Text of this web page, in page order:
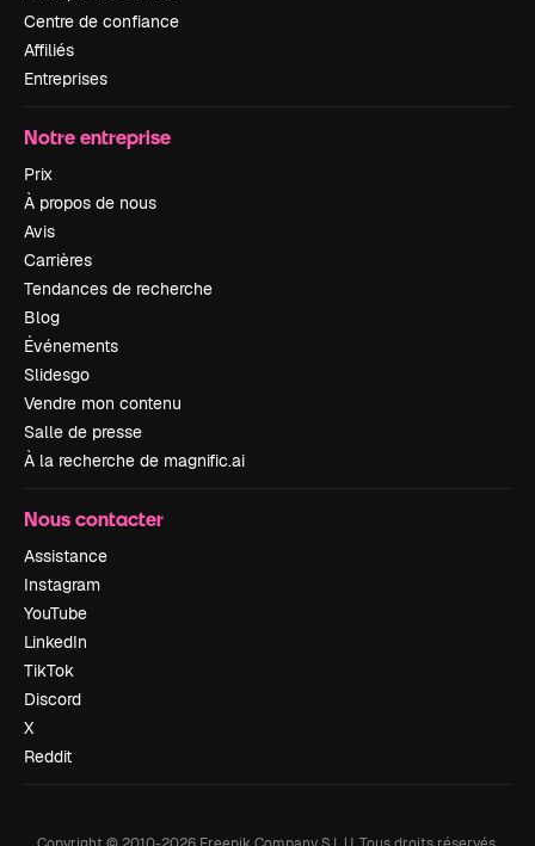
Centre de confiance
Affiliés
Entreprises
Notre entreprise
Prix
À propos de nous
Avis
Carrières
Tendances de recherche
Blog
Événements
Slidesgo
Vendre mon contenu
Salle de presse
À la recherche de magnific.ai
Nous contacter
Assistance
Instagram
YouTube
LinkedIn
TikTok
Discord
X
Reddit